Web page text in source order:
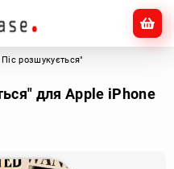
розшукується"
для Apple iPhone